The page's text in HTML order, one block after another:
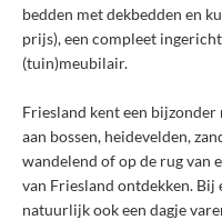
bedden met dekbedden en
prijs), een compleet
(tuin)meubilair.
Friesland kent een
aan bossen, heidevelden,
wandelend of op de rug van
van Friesland ontdekken.
natuurlijk ook een dagje